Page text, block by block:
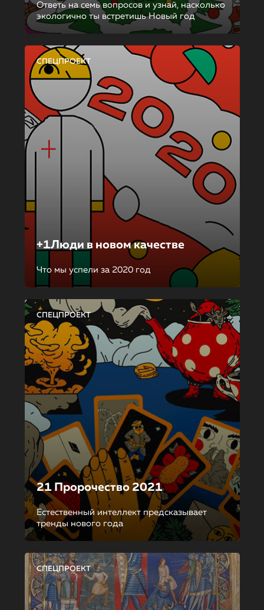
Ответь на семь вопросов и узнай, насколько
экологично ты встретишь Новый год
СПЕЦПРОЕКТ
+1Люди в новом качестве
Что мы успели за 2020 год
СПЕЦПРОЕКТ
21 Пророчество 2021
Естественный интеллект предсказывает
тренды нового года
СПЕЦПРОЕКТ